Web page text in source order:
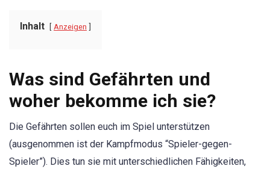
Inhalt Anzeigen
Was sind Gefährten und
woher bekomme ich sie?
Die Gefährten sollen euch im Spiel unterstützen
(ausgenommen ist der Kampfmodus “Spieler-gegen-
Spieler”). Dies tun sie mit unterschiedlichen Fähigkeiten,